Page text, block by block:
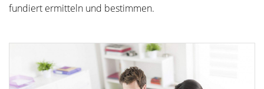
fundiert ermitteln und bestimmen.